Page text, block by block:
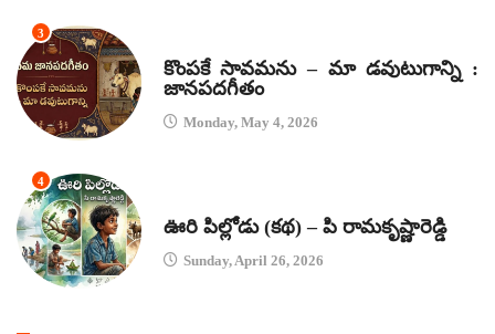
3
కొంపకే సావమను – మా డవుటుగాన్ని :
జానపదగీతం
Monday, May 4, 2026
4
ఊరి పిల్లోడు (కథ) – పి రామకృష్ణారెడ్డి
Sunday, April 26, 2026